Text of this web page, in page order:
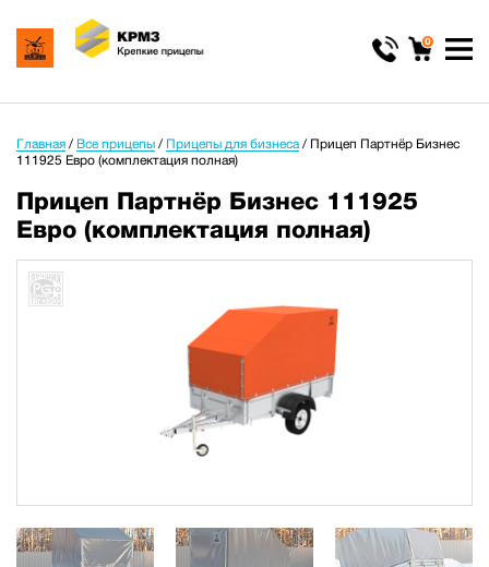
0
Главная / Все прицепы / Прицепы для бизнеса/ Прицеп Партнёр Бизнес
111925 Евро (комплектация полная)
Прицеп Партнёр Бизнес 111925
Евро (комплектация полная)